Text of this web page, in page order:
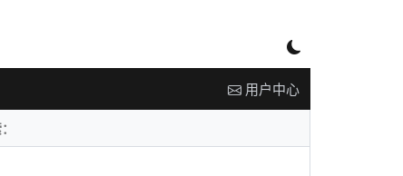
用户中心